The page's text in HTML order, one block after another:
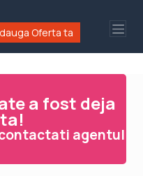
Oferta ta
a fost deja
agentul